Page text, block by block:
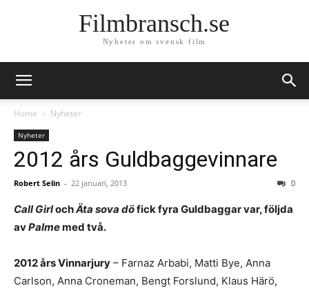
Filmbransch.se
Nyheter om svensk film
Home Nyheter
Nyheter
2012 års Guldbaggevinnare
Robert Selin - 22 januari, 2013 0
Call GirlochÄta sova döfick fyra Guldbaggar var, följda
avPalmemed två.
2012 års Vinnarjury – Farnaz Arbabi, Matti Bye, Anna
Carlson, Anna Croneman, Bengt Forslund, Klaus Härö,